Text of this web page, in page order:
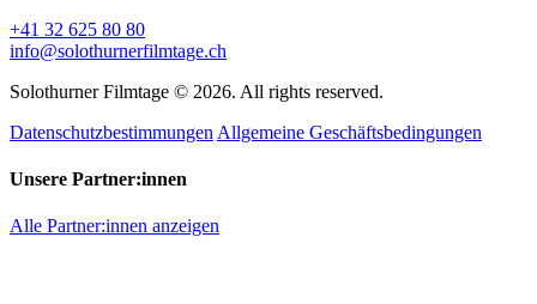
+41 32 625 80 80
info@solothurnerfilmtage.ch
Solothurner Filmtage © 2026. All rights reserved.
Datenschutzbestimmungen Allgemeine Geschäftsbedingungen
Unsere Partner:innen
Alle Partner:innen anzeigen